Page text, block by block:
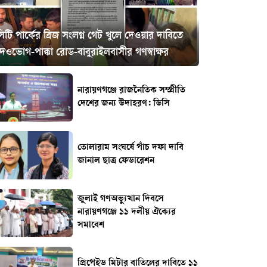
পার্কের ব্রিজ সংলগ্ন গেট খুলে দেওয়ার দাবিতে
পাক্কা রোড-বাবুরাইলবাসীর গণস্বাক্ষর
নারায়ণগঞ্জে রাজনৈতিক সম্প্রীতি
দেশের জন্য উদাহরণ: ডিসি
তোলারাম সংঘর্ষে পাঁচ দফা দাবি
জানাল ছাত্র ফেডারেশন
জুলাই গণঅভ্যুত্থান দিবসে
নারায়ণগঞ্জে ১১ দলীয় ঐক্যের
সমাবেশ
প্রিপেইড মিটার বাতিলের দাবিতে ১১